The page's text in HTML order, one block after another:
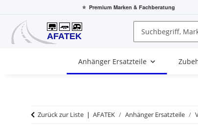
⭐ Premium Marken & Fachberatung
Anhänger Ersatzteile
Zurück zur Liste AFATEK Anhänger Ersatzteile